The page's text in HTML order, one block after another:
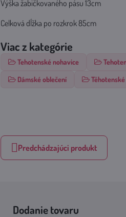
Výška žabičkovaného pásu 13cm
Celková dĺžka po rozkrok 85cm
Viac z kategórie
Tehotenské nohavice
Dámské oblečení
Predchádzajúci produkt
Dodanie tovaru